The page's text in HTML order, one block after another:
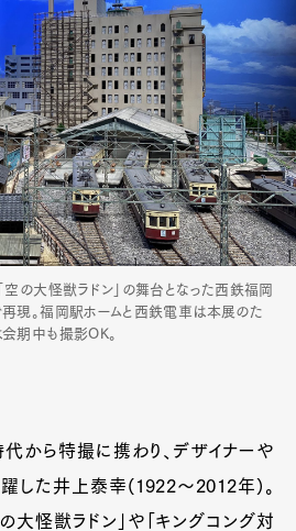
「空の大怪獣ラドン」の舞台となった西鉄福岡
現。福岡駅ホームと西鉄電車は本展のた
会期中も撮影OK。
から特撮に携わり、デザイナーや
した井上泰幸(1922〜2012年)。
の大怪獣ラドン」や「キングコング対